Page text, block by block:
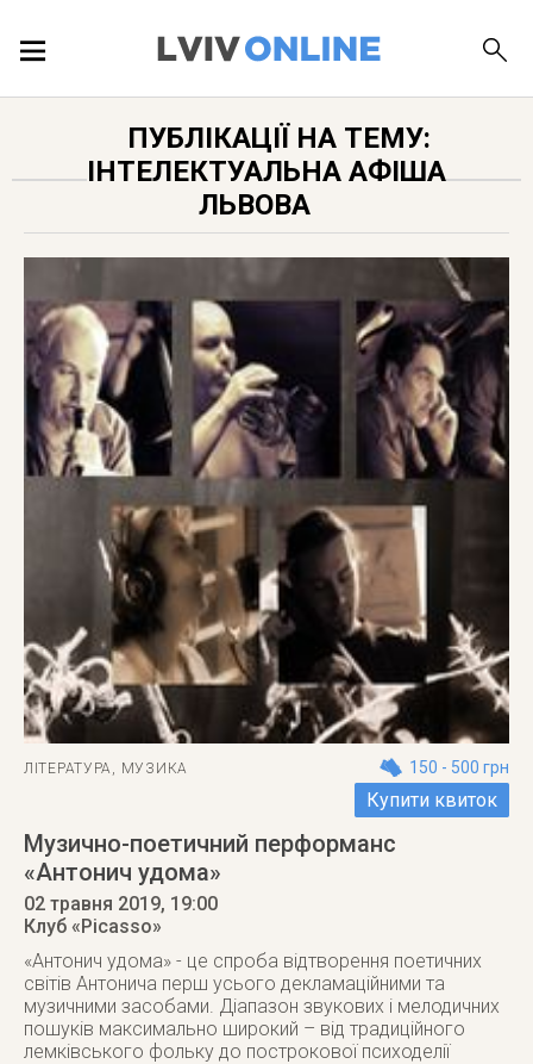
ЛОКАЦІЇ
ПУБЛІКАЦІЇ
ДОВІДКА
ПУБЛІКАЦІЇ НА ТЕМУ:
ІНТЕЛЕКТУАЛЬНА АФІША
ЛЬВОВА
ЛІТЕРАТУРА , МУЗИКА 150 - 500 грн
Купити квиток
Музично-поетичний перформанс
«Антонич удома»
02 травня 2019, 19:00
Клуб «Picasso»
«Антонич удома» - це спроба відтворення поетичних
світів Антонича перш усього декламаційними та
музичними засобами. Діапазон звукових і мелодичних
пошуків максимально широкий – від традиційного
лемківського фольку до построкової психоделії